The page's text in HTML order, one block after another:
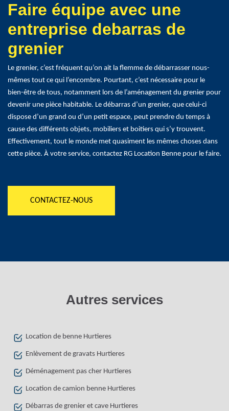
Faire équipe avec une
entreprise debarras de
grenier
Le grenier, c’est fréquent qu’on ait la flemme de débarrasser nous-
mêmes tout ce qui l’encombre. Pourtant, c’est nécessaire pour le
bien-être de tous, notamment lors de l’aménagement du grenier pour
devenir une pièce habitable. Le débarras d’un grenier, que celui-ci
dispose d’un grand ou d’un petit espace, peut prendre du temps à
cause des différents objets, mobiliers et boitiers qui s’y trouvent.
Effectivement, tout le monde met quasiment les mêmes choses dans
cette pièce. À votre service, contactez RG Location Benne pour le faire.
CONTACTEZ-NOUS
Autres services
Location de benne Hurtieres
Enlèvement de gravats Hurtieres
Déménagement pas cher Hurtieres
Location de camion benne Hurtieres
Débarras de grenier et cave Hurtieres